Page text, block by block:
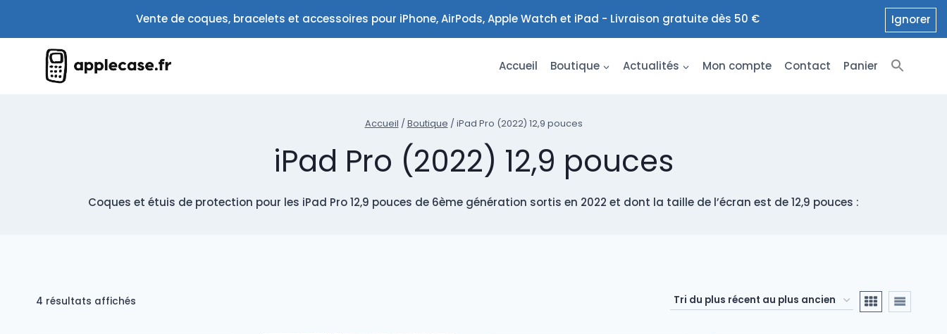
contenu
Vente de coques, bracelets et accessoires pour iPhone, AirPods, Apple Watch et iPad - Livraison gratuite dès 50 € Ignorer
Accueil Boutique Actualités Mon compte Contact Panier
Accueil / Boutique / iPad Pro (2022) 12,9 pouces
iPad Pro (2022) 12,9 pouces
Coques et étuis de protection pour les iPad Pro 12,9 pouces de 6ème génération sortis en 2022 et dont la taille de l’écran est de 12,9 pouces :
4 résultats affichés